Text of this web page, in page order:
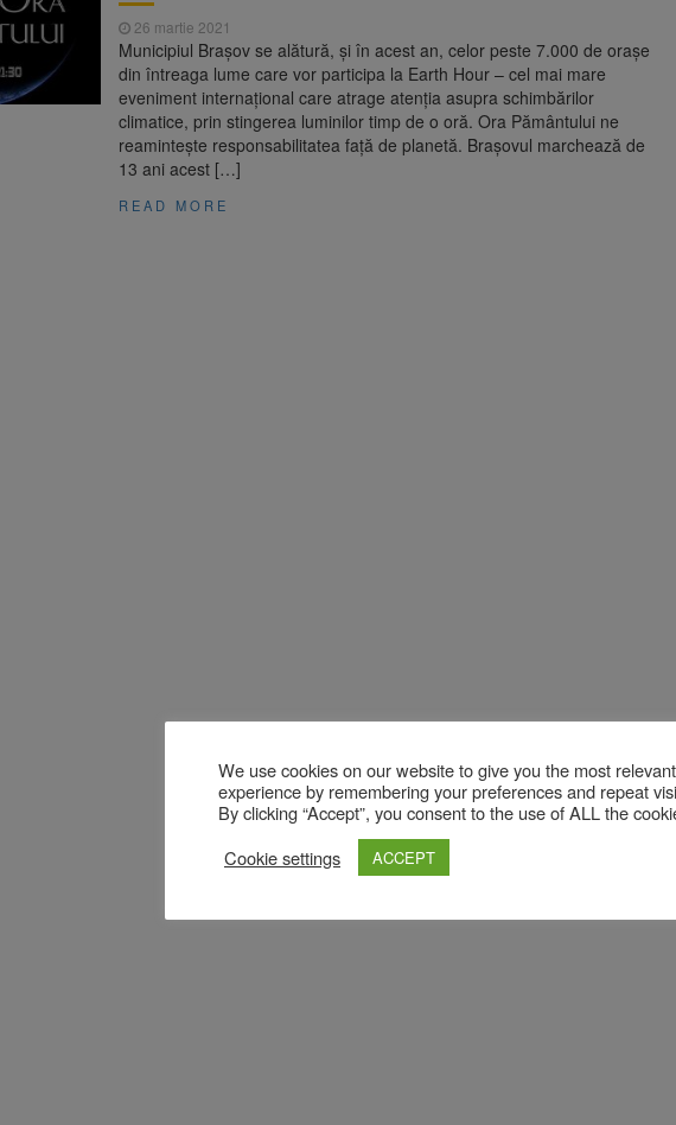
7 august 2026 Dosar de evaziune fiscală de peste 330.000 de lei, clasat la Brașov după
26 martie 2021
Municipiul Brașov se alătură, și în acest an, celor peste 7.000 de orașe
din întreaga lume care vor participa la Earth Hour – cel mai mare
eveniment internațional care atrage atenția asupra schimbărilor
climatice, prin stingerea luminilor timp de o oră. Ora Pământului ne
reamintește responsabilitatea față de planetă. Brașovul marchează de
13 ani acest […]
READ MORE
We use cookies on our website to give you the most relevant
experience by remembering your preferences and repeat
By clicking “Accept”, you consent to the use of ALL the
Cookie settings
ACCEPT